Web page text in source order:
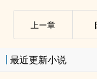
上ー章
最近更新小说